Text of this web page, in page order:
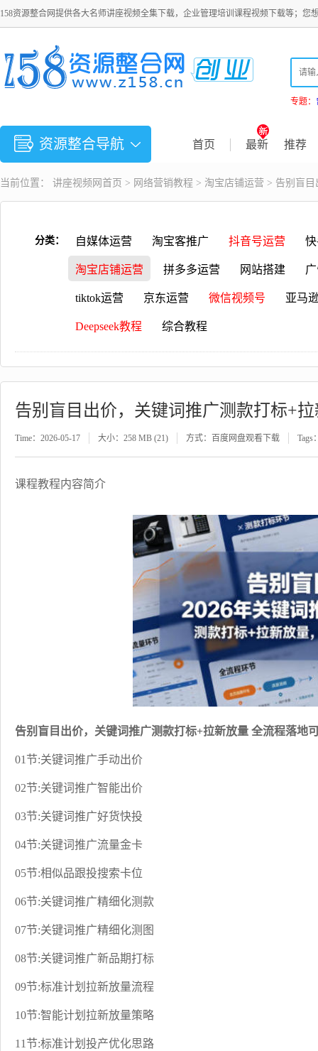
158资源整合网提供各大名师讲座视频全集下载，企业管理培训课程视频下载等；您
专题：
资源整合导航 首页 最新 推荐
当前位置： 讲座视频 网首页 > 网络营销教程 > 淘宝店铺运营 > 告别盲
分类： 自媒体运营 淘宝客推广 抖音号运营
淘宝店铺运营 拼多多运营 网站搭建
tiktok运营 京东运营 微信视频号 亚马
Deepseek教程 综合教程
告别盲目出价，关键词推广测款打标+
Time：2026-05-17 大小：258 MB (21) 方式：百度网盘观看下载 Tags
课程教程内容简介
告别盲目出价，关键词推广测款打标+拉新放量 全流程落地
01节:关键词推广手动出价
02节:关键词推广智能出价
03节:关键词推广好货快投
04节:关键词推广流量金卡
05节:相似品跟投搜索卡位
06节:关键词推广精细化测款
07节:关键词推广精细化测图
08节:关键词推广新品期打标
09节:标准计划拉新放量流程
10节:智能计划拉新放量策略
11节:标准计划投产优化思路